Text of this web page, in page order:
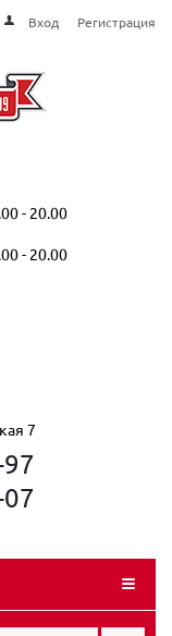
Вход Регистрация
- 20.00
- 20.00
7